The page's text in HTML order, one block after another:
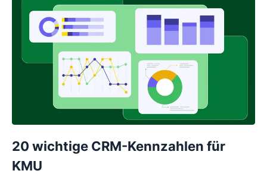
20 wichtige CRM-Kennzahlen für
KMU